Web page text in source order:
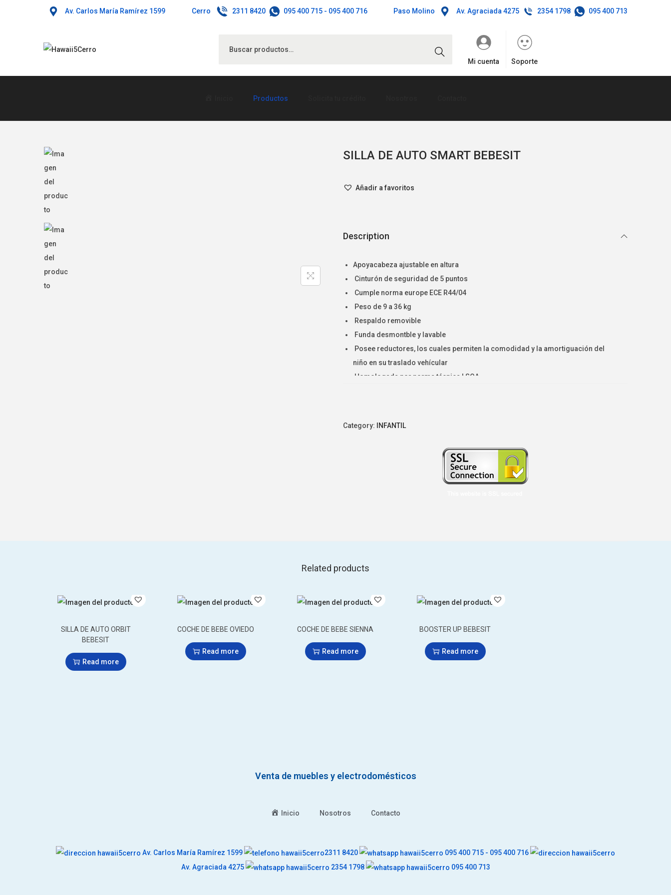
Av. Carlos María Ramírez 1599 Cerro 2311 8420 095 400 715- 095 400 716 Paso Molino Av. Agraciada 4275 2354 1798 095 400 713
ar
Mi cuenta Soporte
Productos
SILLA DE AUTO SMART BEBESIT
Añadir a favoritos
Description
Apoyacabeza ajustable en altura
Cinturón de seguridad de 5 puntos
Cumple norma europe ECE R44/04
Peso de 9 a 36 kg
Respaldo removible
Funda desmontble y lavable
Posee reductores, los cuales permiten la comodidad y la amortiguación del
niño en su traslado vehícular
Homologada por norma técnica LSQA
Category: INFANTIL
Related products
SILLA DE AUTO ORBIT
BEBESIT
Read more
COCHE DE BEBE OVIEDO
Read more
COCHE DE BEBE SIENNA
Read more
BOOSTER UP BEBESIT
Read more
Venta de muebles y electrodomésticos
Inicio Nosotros Contacto
Av. Carlos María Ramírez 1599 2311 8420
095 400 715 - 095 400 716
Av. Agraciada 4275
2354 1798 095 400 713